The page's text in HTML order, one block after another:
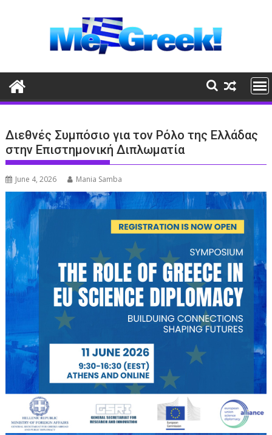
Διεθνές Συμπόσιο για τον Ρόλο της Ελλάδας
στην Επιστημονική Διπλωματία
June 4, 2026 Mania Samba